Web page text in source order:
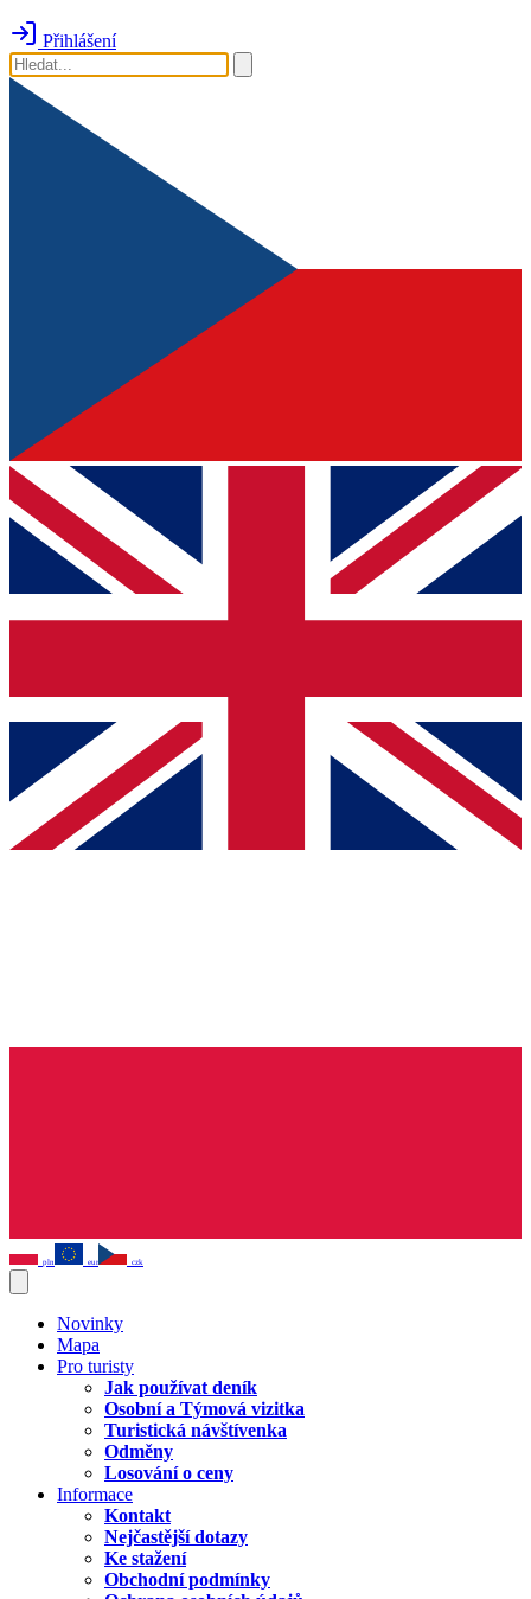
Přihlášení
pln eur czk
Novinky
Mapa
Pro turisty
Jak používat deník
Osobní a Týmová vizitka
Turistická návštívenka
Odměny
Losování o ceny
Informace
Kontakt
Nejčastější dotazy
Ke stažení
Obchodní podmínky